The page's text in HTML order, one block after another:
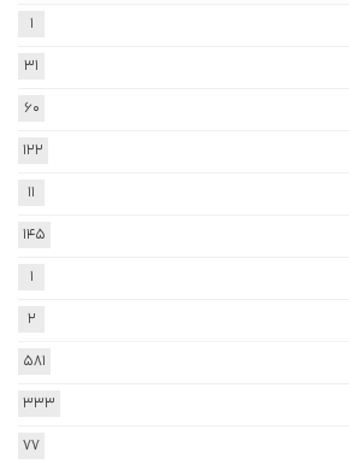
1
31
60
122
11
145
1
2
581
333
77